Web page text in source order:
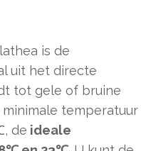
is de
uit het directe
tot gele of bruine
temperatuur
de ideale